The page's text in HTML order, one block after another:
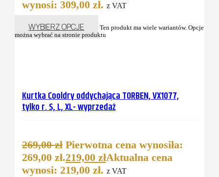
wynosi: 309,00 zł. z VAT
WYBIERZ OPCJE
Ten produkt ma wiele wariantów. Opcje
można wybrać na stronie produktu
Kurtka Cooldry oddychająca TORBEN, VX1077,
tylko r. S, L, XL- wyprzedaż
269,00zł Pierwotna cena wynosiła:
269,00 zł.219,00 złAktualna cena
wynosi: 219,00 zł. z VAT